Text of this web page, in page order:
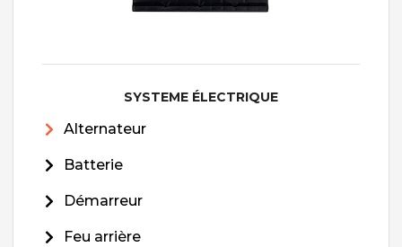
SYSTEME ÉLECTRIQUE
Alternateur
Batterie
Démarreur
Feu arrière